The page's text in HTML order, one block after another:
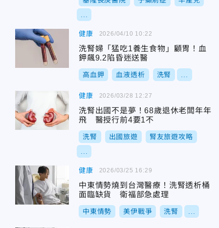
健康
洗腎婦「猛吃1養生食物」顧胃！血
鉀飆9.2陷昏迷送醫
高血鉀 血液透析 洗腎
2026/04/10 10:22
健康
洗腎出國不是夢！68歲退休老闆年年
飛 醫授行前4要1不
洗腎 出國旅遊 腎友旅遊攻略
2026/03/28 12:27
健康
中東情勢燒到台灣醫療！洗腎透析桶
面臨缺貨 衛福部急處理
中東情勢 美伊戰爭 洗腎
2026/03/25 16:29